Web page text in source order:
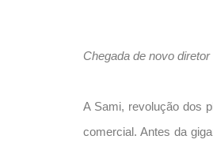
Chegada de novo
A Sami, revolução dos
comercial. Antes da